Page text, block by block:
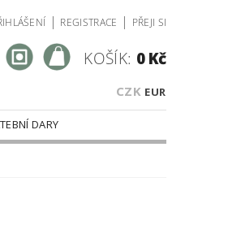
| REGISTRACE | PŘEJI SI
CZK EUR
KOŠÍK: 0 Kč
DARY